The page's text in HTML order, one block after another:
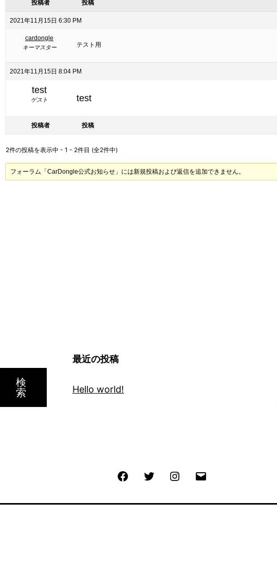
投稿者 投稿
2021年11月15日 6:30 PM
cardongle
キーマスター テスト用
2021年11月15日 8:04 PM
test
ゲスト test
投稿者 投稿
2件の投稿を表示中 - 1 - 2件目 (全2件中)
フォーラム「CarDongle公式お知らせ」には新規投稿および返信を追加できません。
検
索
最近の投稿
Hello world!
FacebookTwitter Instagram